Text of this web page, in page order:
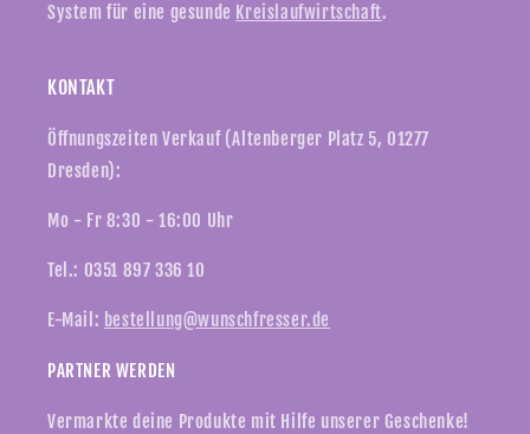
System für eine gesunde Kreislaufwirtschaft.
KONTAKT
Öffnungszeiten Verkauf (Altenberger Platz 5, 01277
Dresden):
Mo - Fr 8:30 - 16:00 Uhr
Tel.: 0351 897 336 10
E-Mail: bestellung@wunschfresser.de
PARTNER WERDEN
Vermarkte deine Produkte mit Hilfe unserer Geschenke!